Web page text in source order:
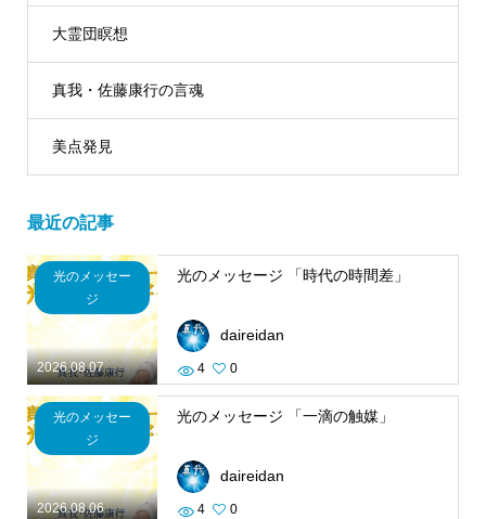
大霊団瞑想
真我・佐藤康行の言魂
美点発見
最近の記事
2026.08.07
光のメッセー
ジ
光のメッセージ 「時代の時間差」
daireidan
4 0
2026.08.06
光のメッセー
ジ
光のメッセージ 「一滴の触媒」
daireidan
4 0